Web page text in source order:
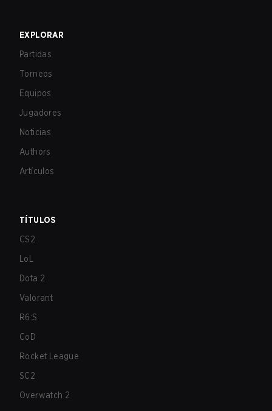
EXPLORAR
Partidas
Torneos
Equipos
Jugadores
Noticias
Authors
Artículos
TÍTULOS
CS2
LoL
Dota 2
Valorant
R6:S
CoD
Rocket League
SC2
Overwatch 2